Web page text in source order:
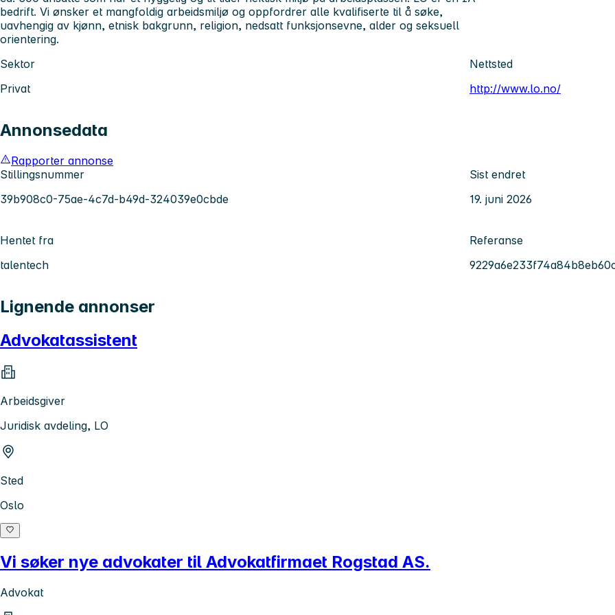
bedrift. Vi ønsker et mangfoldig arbeidsmiljø og oppfordrer alle kvalifiserte til å søke,
uavhengig av kjønn, etnisk bakgrunn, religion, nedsatt funksjonsevne, alder og seksuell
orientering.
Sektor
Privat
Nettsted
http://www.lo.no/
Annonsedata
Rapporter annonse
Stillingsnummer
39b908c0-75ae-4c7d-b49d-324039e0cbde
Sist endret
19. juni 2026
Hentet fra
talentech
Referanse
Lignende annonser
Advokatassistent
Arbeidsgiver
Juridisk avdeling, LO
Sted
Oslo
Vi søker nye advokater til Advokatfirmaet Rogstad AS.
Advokat